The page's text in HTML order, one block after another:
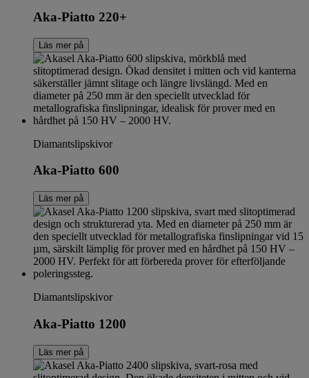
Aka-Piatto 220+
Läs mer på
Diamantslipskivor
Aka-Piatto 600
Läs mer på
Diamantslipskivor
Aka-Piatto 1200
Läs mer på